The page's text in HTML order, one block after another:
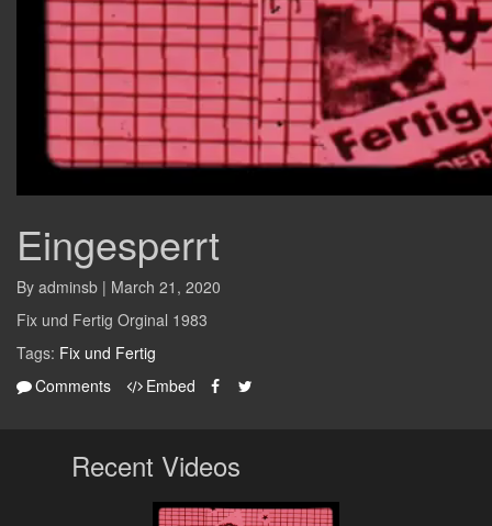
Eingesperrt
By adminsb | March 21, 2020
Fix und Fertig Orginal 1983
Tags: Fix und Fertig
Comments
Embed
Recent Videos